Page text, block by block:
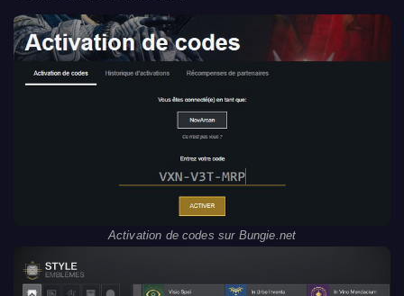
Activation de codes sur Bungie.net